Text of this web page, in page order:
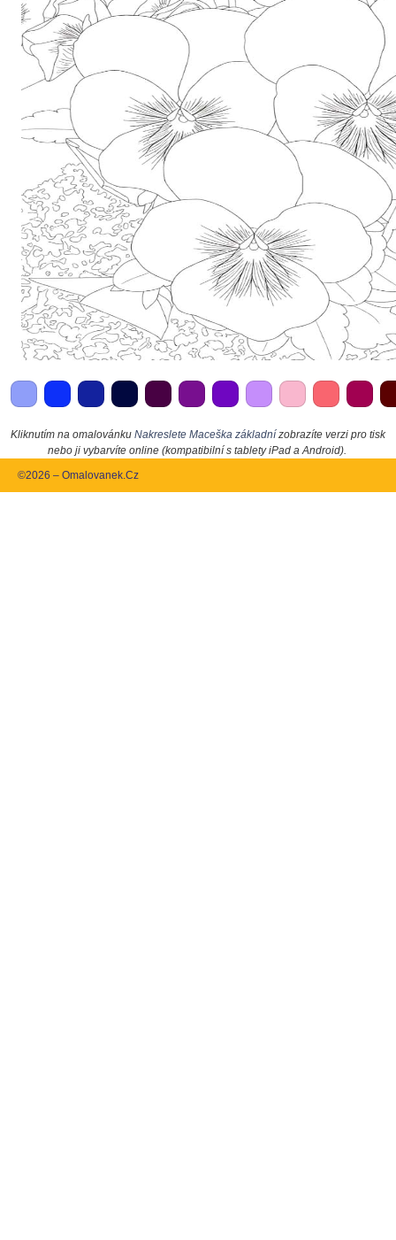
Kliknutím na omalovánku Nakreslete Maceška základnízobrazíte verzi pro tisk
nebo ji vybarvíte online (kompatibilní s tablety iPad a Android).
©2026 – Omalovanek.Cz